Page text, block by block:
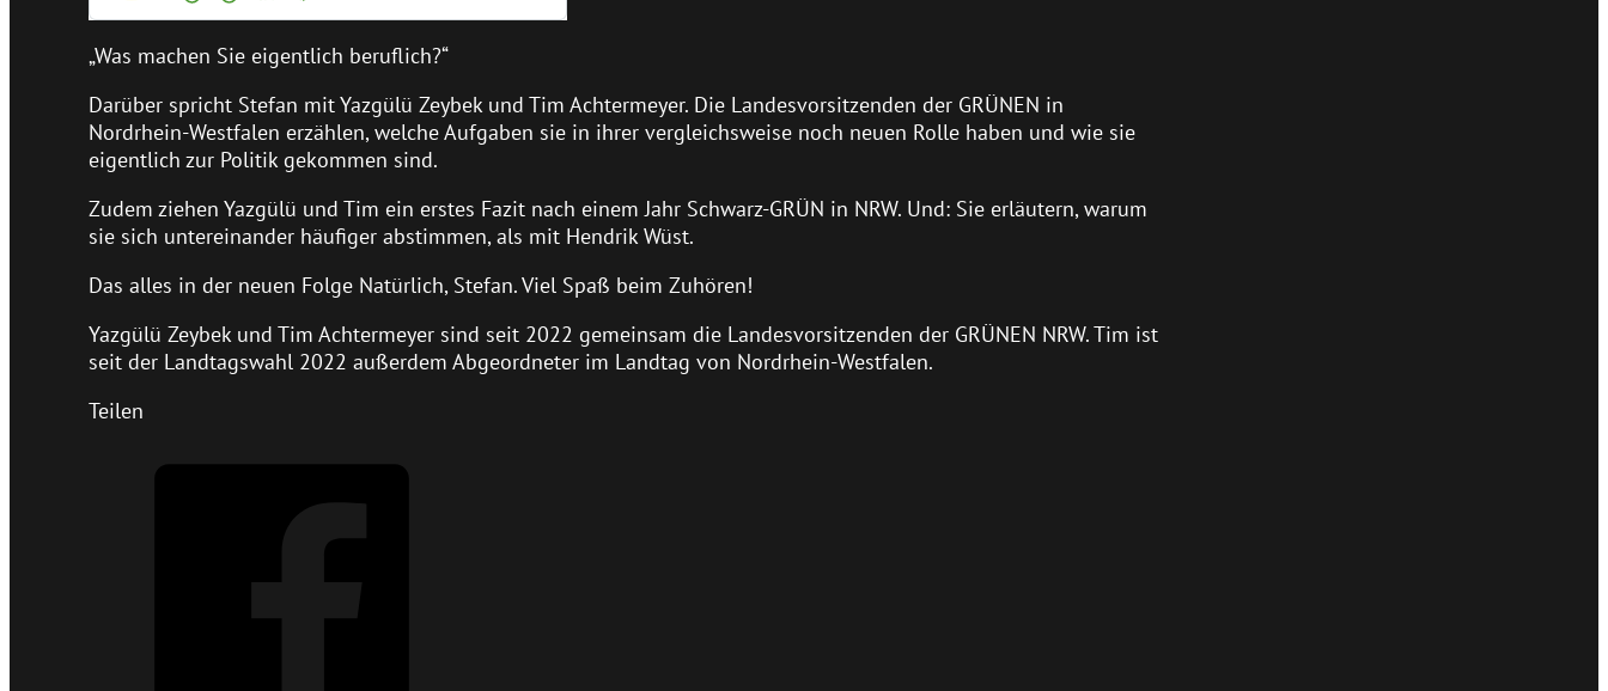
„Was machen Sie eigentlich beruflich?“
Darüber spricht Stefan mit Yazgülü Zeybek und Tim Achtermeyer. Die Landesvorsitzenden der GRÜNEN in
Nordrhein-Westfalen erzählen, welche Aufgaben sie in ihrer vergleichsweise noch neuen Rolle haben und wie sie
eigentlich zur Politik gekommen sind.
Zudem ziehen Yazgülü und Tim ein erstes Fazit nach einem Jahr Schwarz-GRÜN in NRW. Und: Sie erläutern, warum
sie sich untereinander häufiger abstimmen, als mit Hendrik Wüst.
Das alles in der neuen Folge Natürlich, Stefan. Viel Spaß beim Zuhören!
Yazgülü Zeybek und Tim Achtermeyer sind seit 2022 gemeinsam die Landesvorsitzenden der GRÜNEN NRW. Tim ist
seit der Landtagswahl 2022 außerdem Abgeordneter im Landtag von Nordrhein-Westfalen.
Teilen